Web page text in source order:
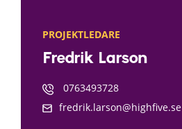
PROJEKTLEDARE
Fredrik Larson
0763493728
fredrik.larson@highfive.se